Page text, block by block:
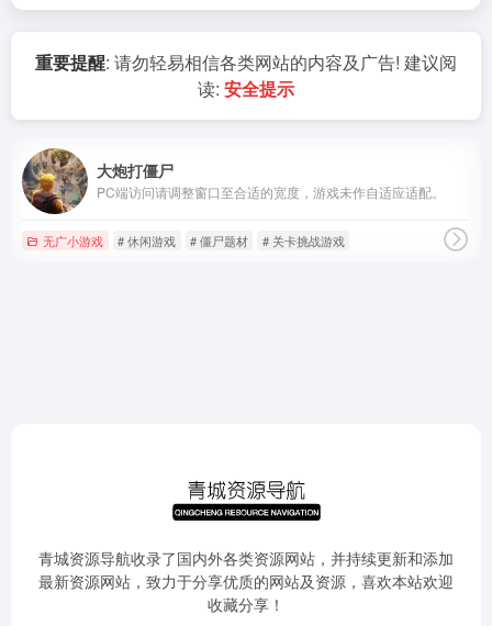
重要提醒: 请勿轻易相信各类网站的内容及广告! 建议阅
读: 安全提示
大炮打僵尸
PC端访问请调整窗口至合适的宽度，游戏未作自适应适配。
无广小游戏 # 休闲游戏 # 僵尸题材 # 关卡挑战游戏
青城资源导航收录了国内外各类资源网站，并持续更新和添加
最新资源网站，致力于分享优质的网站及资源，喜欢本站欢迎
收藏分享！